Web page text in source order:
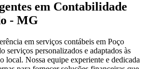
em Contabilidade
- MG
em serviços contábeis em Poço
serviços personalizados e adaptados às
local. Nossa equipe experiente e dedicada